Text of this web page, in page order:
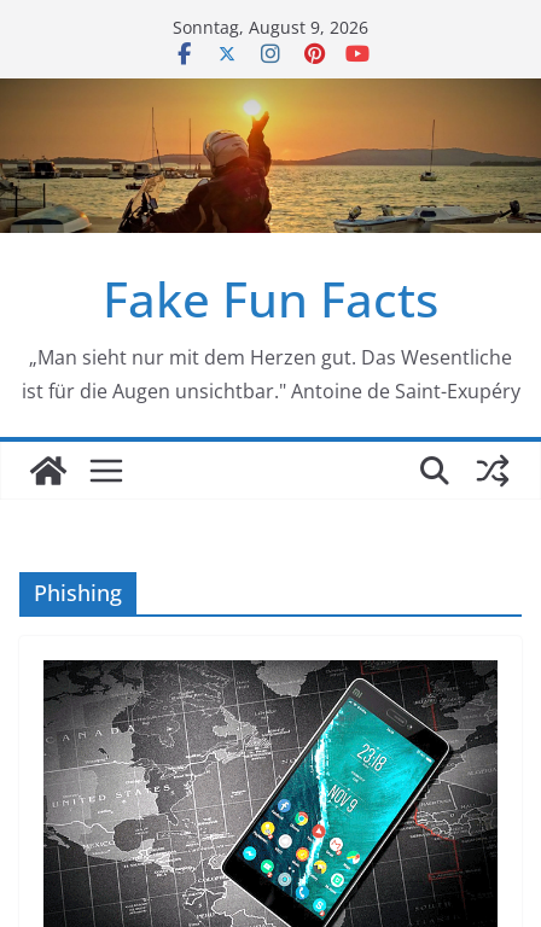
springen
Sonntag, August 9, 2026
Fake Fun Facts
„Man sieht nur mit dem Herzen gut. Das Wesentliche
ist für die Augen unsichtbar." Antoine de Saint-Exupéry
Phishing